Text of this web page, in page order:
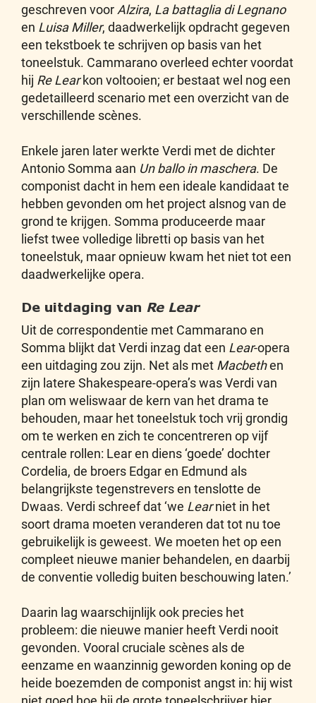
geschreven voor Alzira, La battaglia di Legnano
en Luisa Miller, daadwerkelijk opdracht gegeven
een tekstboek te schrijven op basis van het
toneelstuk. Cammarano overleed echter voordat
hij Re Learkon voltooien; er bestaat wel nog een
gedetailleerd scenario met een overzicht van de
verschillende scènes.
Enkele jaren later werkte Verdi met de dichter
Antonio Somma aan Un ballo in maschera. De
componist dacht in hem een ideale kandidaat te
hebben gevonden om het project alsnog van de
grond te krijgen. Somma produceerde maar
liefst twee volledige libretti op basis van het
toneelstuk, maar opnieuw kwam het niet tot een
daadwerkelijke opera.
De uitdaging van Re Lear
Uit de correspondentie met Cammarano en
Somma blijkt dat Verdi inzag dat een Lear-opera
een uitdaging zou zijn. Net als met Macbethen
zijn latere Shakespeare-opera’s was Verdi van
plan om weliswaar de kern van het drama te
behouden, maar het toneelstuk toch vrij grondig
om te werken en zich te concentreren op vijf
centrale rollen: Lear en diens ‘goede’ dochter
Cordelia, de broers Edgar en Edmund als
belangrijkste tegenstrevers en tenslotte de
Dwaas. Verdi schreef dat ‘we Learniet in het
soort drama moeten veranderen dat tot nu toe
gebruikelijk is geweest. We moeten het op een
compleet nieuwe manier behandelen, en daarbij
de conventie volledig buiten beschouwing laten.’
Daarin lag waarschijnlijk ook precies het
probleem: die nieuwe manier heeft Verdi nooit
gevonden. Vooral cruciale scènes als de
eenzame en waanzinnig geworden koning op de
heide boezemden de componist angst in: hij wist